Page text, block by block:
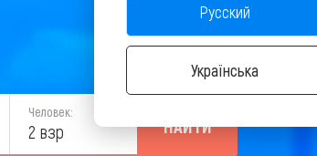
Русский
Українська
Человек:
2 взр НАЙТИ